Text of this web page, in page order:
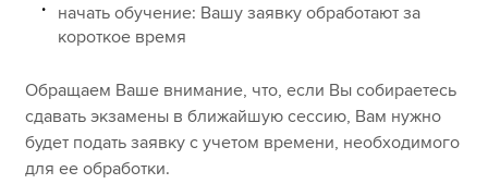
начать обучение: Вашу заявку обработают за
короткое время
Обращаем Ваше внимание, что, если Вы собираетесь
сдавать экзамены в ближайшую сессию, Вам нужно
будет подать заявку с учетом времени, необходимого
для ее обработки.